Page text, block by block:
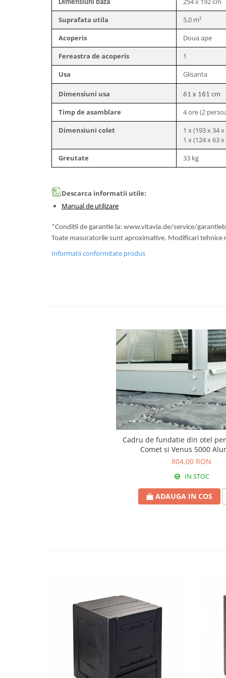
Scaune banci si sezlonguri
Umbrele si umbrare
Casute si depozitare
Casute de gradina
Lazi de depozitare
APA IN GRADINA
Furtunuri gradina
Conectori si racoduri
Pistoale de stropit
Suporturi si carucioare furtun
Sere de gradina
Sere policarbonat
Accesorii sere
Compostoare
Dimensiuni baza
Suprafata utila
5,0 m²
Acoperis
Doua ape
Fereastra de acoperis
1
Usa
Glisanta
Dimensiuni usa 61 x 161 cm
Timp de asamblare
4 ore (2
Dimensiuni colet
1 x (193 x 34
1 x (124 x 63
Greutate
33 kg
Descarca informatii utile:
Manual de utilizare
*Conditii de garantie la: www.vitavia.de/service/
Toate masuratorile sunt aproximative. Modificari tehnice
Informatii conformitate produs
Cadru de fundatie din otel
Comet si Venus 5000
804,00 RON
IN STOC
ADAUGA IN COS